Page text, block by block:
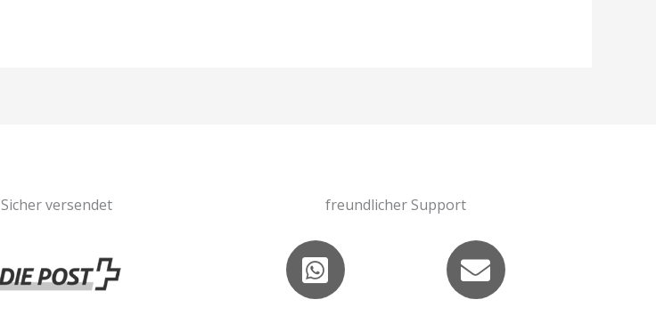
Sicher versendet freundlicher Support